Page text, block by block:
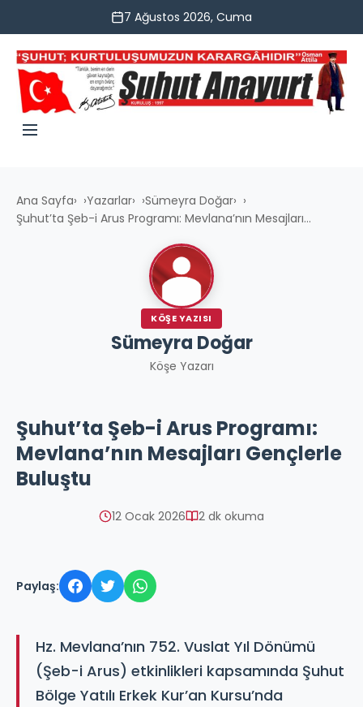
7 Ağustos 2026, Cuma
Ana Sayfa› Yazarlar› Sümeyra Doğar›
Şuhut’ta Şeb-i Arus Programı: Mevlana’nın Mesajları...
KÖŞE YAZISI
Sümeyra Doğar
Köşe Yazarı
Şuhut’ta Şeb-i Arus Programı:
Mevlana’nın Mesajları Gençlerle
Buluştu
12 Ocak 2026 2 dk okuma
Paylaş:
Hz. Mevlana’nın 752. Vuslat Yıl Dönümü
(Şeb-i Arus) etkinlikleri kapsamında Şuhut
Bölge Yatılı Erkek Kur’an Kursu’nda